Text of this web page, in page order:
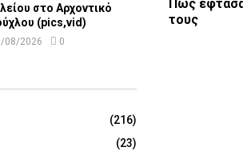
Πώς
τους
στο Αρχοντικό
(pics,vid)
08/2026 0
(216)
(23)